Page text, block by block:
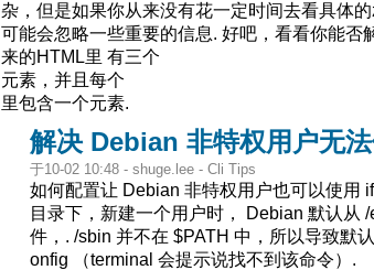
杂，但是如果你从来没有花一定时间去看具体
可能会忽略一些重要的信息. 好吧，看看你能否
来的HTML里 有三个
元素，并且每个
里包含一个元素.
解决 Debian 非特权用户无
于10-02 10:48 - shuge.lee - Cli Tips
如何配置让 Debian 非特权用户也可以使用
目录下，新建一个用户时， Debian 默认从
件，. /sbin 并不在 $PATH 中，所以导致默
onfig （terminal 会提示说找不到该命令）.